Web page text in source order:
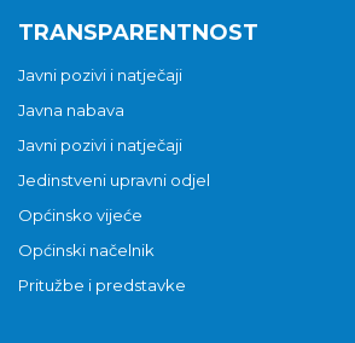
TRANSPARENTNOST
Javni pozivi i natječaji
Javna nabava
Javni pozivi i natječaji
Jedinstveni upravni odjel
Općinsko vijeće
Općinski načelnik
Pritužbe i predstavke